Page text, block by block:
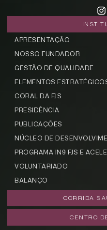
APRESENTAÇÃO
NOSSO FUNDADOR
GESTÃO DE QUALIDADE
ELEMENTOS
CORAL DA FJS
PRESIDÊNCIA
PUBLICAÇÕES
NÚCLEO DE
PROGRAMA IN9 FJS E
VOLUNTARIADO
BALANÇO
CORRIDA
CENTRO